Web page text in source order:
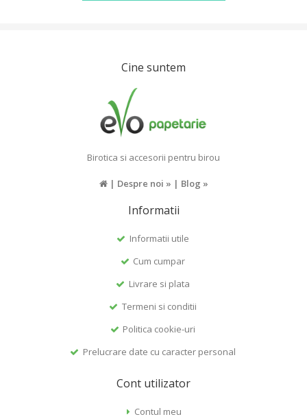
Cine suntem
Birotica si accesorii pentru birou
| Despre noi » | Blog »
Informatii
Informatii utile
Cum cumpar
Livrare si plata
Termeni si conditii
Politica cookie-uri
Prelucrare date cu caracter personal
Cont utilizator
Contul meu